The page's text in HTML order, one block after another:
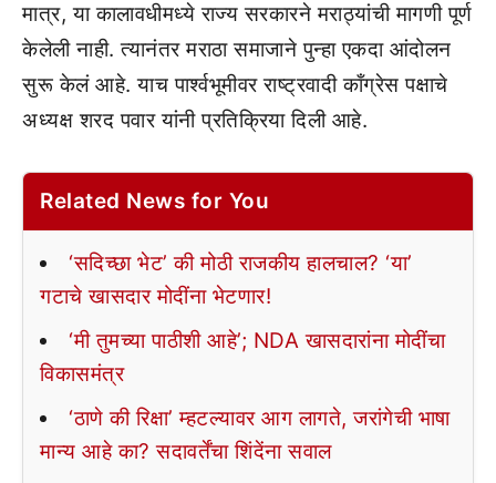
मात्र, या कालावधीमध्ये राज्य सरकारने मराठ्यांची मागणी पूर्ण
केलेली नाही. त्यानंतर मराठा समाजाने पुन्हा एकदा आंदोलन
सुरू केलं आहे. याच पार्श्वभूमीवर राष्ट्रवादी काँग्रेस पक्षाचे
अध्यक्ष शरद पवार यांनी प्रतिक्रिया दिली आहे.
Related News for You
‘सदिच्छा भेट’ की मोठी राजकीय हालचाल? ‘या’
गटाचे खासदार मोदींना भेटणार!
‘मी तुमच्या पाठीशी आहे’; NDA खासदारांना मोदींचा
विकासमंत्र
‘ठाणे की रिक्षा’ म्हटल्यावर आग लागते, जरांगेची भाषा
मान्य आहे का? सदावर्तेंचा शिंदेंना सवाल